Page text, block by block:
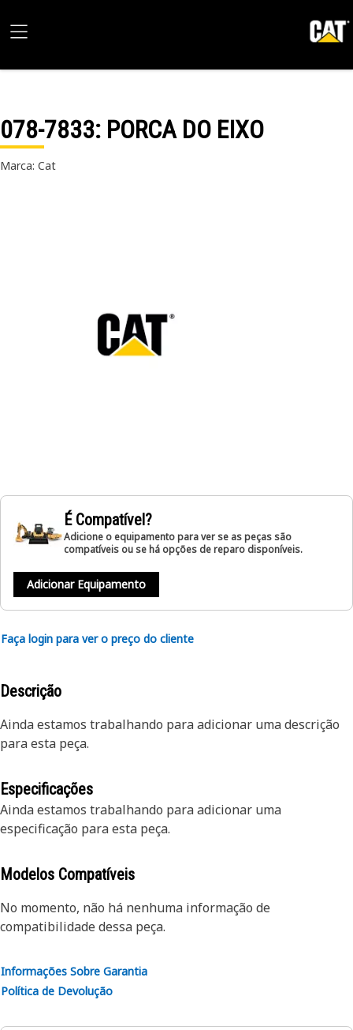
078-7833: PORCA DO EIXO
Marca: Cat
É Compatível?
Adicione o equipamento para ver se as peças são
compatíveis ou se há opções de reparo disponíveis.
Adicionar Equipamento
Faça login para ver o preço do cliente
Descrição
Ainda estamos trabalhando para adicionar uma descrição
para esta peça.
Especificações
Ainda estamos trabalhando para adicionar uma
especificação para esta peça.
Modelos Compatíveis
No momento, não há nenhuma informação de
compatibilidade dessa peça.
Informações Sobre Garantia
Política de Devolução